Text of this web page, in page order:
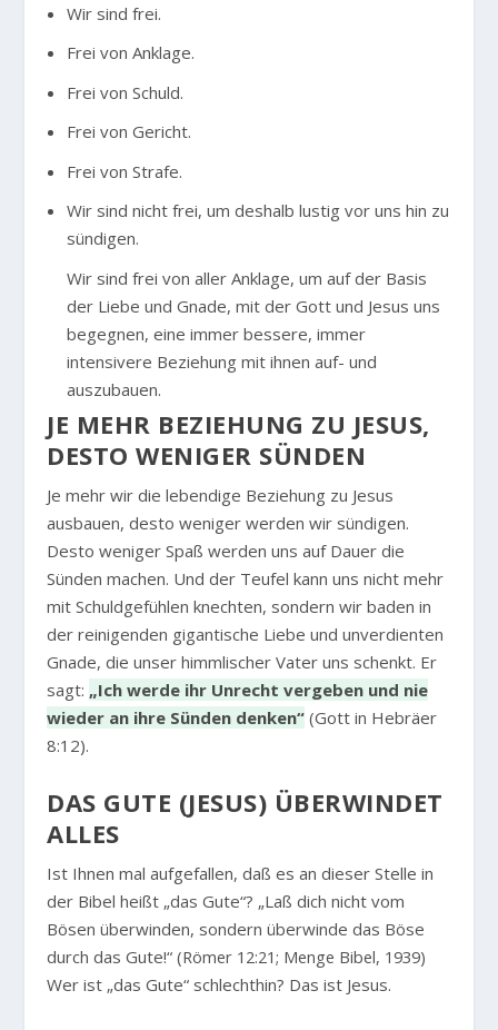
Wir sind frei.
Frei von Anklage.
Frei von Schuld.
Frei von Gericht.
Frei von Strafe.
Wir sind nicht frei, um deshalb lustig vor uns hin zu
sündigen.
Wir sind frei von aller Anklage, um auf der Basis
der Liebe und Gnade, mit der Gott und Jesus uns
begegnen, eine immer bessere, immer
intensivere Beziehung mit ihnen auf- und
auszubauen.
JE MEHR BEZIEHUNG ZU JESUS,
DESTO WENIGER SÜNDEN
Je mehr wir die lebendige Beziehung zu Jesus
ausbauen, desto weniger werden wir sündigen.
Desto weniger Spaß werden uns auf Dauer die
Sünden machen. Und der Teufel kann uns nicht mehr
mit Schuldgefühlen knechten, sondern wir baden in
der reinigenden gigantische Liebe und unverdienten
Gnade, die unser himmlischer Vater uns schenkt. Er
sagt: „Ich werde ihr Unrecht vergeben und nie
wieder an ihre Sünden denken“ (Gott in Hebräer
8:12).
DAS GUTE (JESUS) ÜBERWINDET
ALLES
Ist Ihnen mal aufgefallen, daß es an dieser Stelle in
der Bibel heißt „das Gute“? „Laß dich nicht vom
Bösen überwinden, sondern überwinde das Böse
durch das Gute!“ (Römer 12:21; Menge Bibel, 1939)
Wer ist „das Gute“ schlechthin? Das ist Jesus.